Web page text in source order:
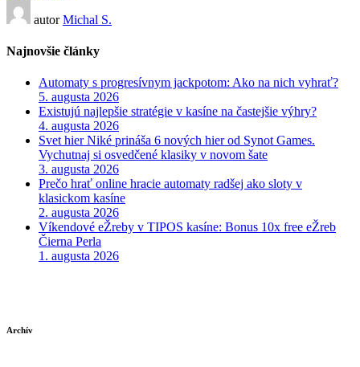
autorMichal S.
Najnovšie články
Automaty s progresívnym jackpotom: Ako na nich vyhrať?
5. augusta 2026
Existujú najlepšie stratégie v kasíne na častejšie výhry?
4. augusta 2026
Svet hier Niké prináša 6 nových hier od Synot Games.
Vychutnaj si osvedčené klasiky v novom šate
3. augusta 2026
Prečo hrať online hracie automaty radšej ako sloty v
klasickom kasíne
2. augusta 2026
Víkendové eŽreby v TIPOS kasíne: Bonus 10x free eŽreb
Čierna Perla
1. augusta 2026
Archív